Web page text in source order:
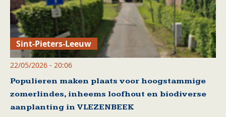
Sint-Pieters-Leeuw
22/05/2026 - 20:06
Populieren maken plaats voor hoogstammige
zomerlindes, inheems loofhout en biodiverse
aanplanting in VLEZENBEEK